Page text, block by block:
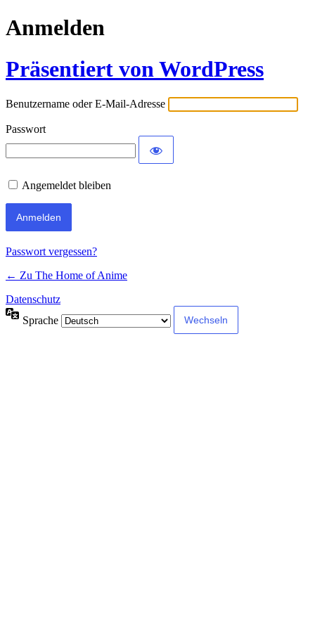
Anmelden
Präsentiert von WordPress
Benutzername oder E-Mail-Adresse
Passwort
Angemeldet bleiben
Passwort vergessen?
← Zu The Home of Anime
Datenschutz
Sprache